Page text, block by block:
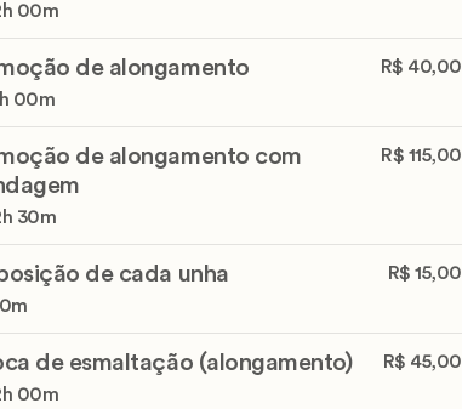
00m
de alongamento
00m
R$ 40,00
de alongamento com
30m
R$ 115,00
de cada unha R$ 15,00
de esmaltação (alongamento)
00m
R$ 45,00